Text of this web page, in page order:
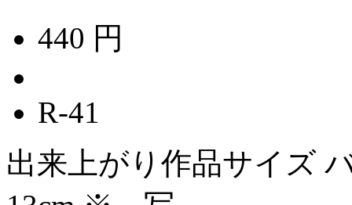
440 円
R-41
出来上がり作品サイズ